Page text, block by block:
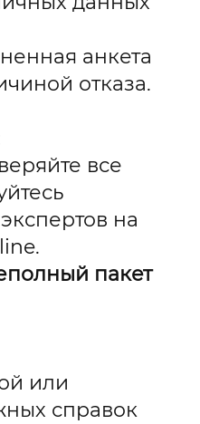
анкета
отказа.
все
на
пакет
или
справок